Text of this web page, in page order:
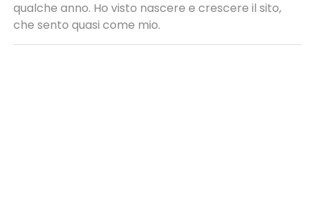
qualche anno. Ho visto nascere e crescere il sito,
che sento quasi come mio.